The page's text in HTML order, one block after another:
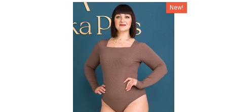
Наклейки Варіант з % New!